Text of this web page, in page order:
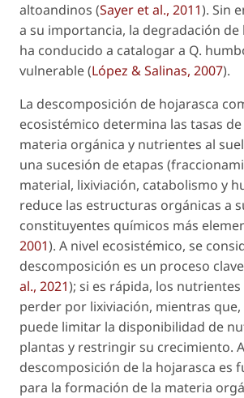
altoandinos (Sayer et al., 2011). Sin
a su importancia, la degradación de
ha conducido a catalogar a Q.
vulnerable (López & Salinas, 2007).
La descomposición de hojarasca
ecosistémico determina las tasas
materia orgánica y nutrientes al
una sucesión de etapas
material, lixiviación, catabolismo y
reduce las estructuras orgánicas a
constituyentes químicos más
2001). A nivel ecosistémico, se
descomposición es un proceso
al., 2021); si es rápida, los
perder por lixiviación, mientras que,
puede limitar la disponibilidad de
plantas y restringir su crecimiento.
descomposición de la hojarasca es
para la formación de la materia